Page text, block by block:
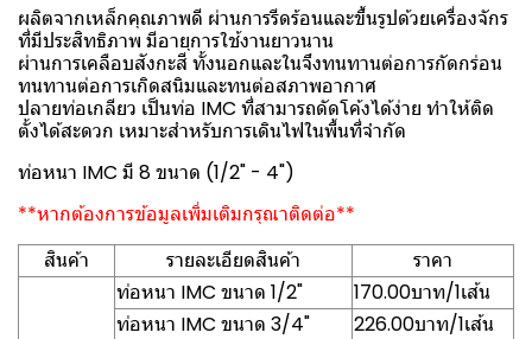
ผลิตจากเหล็กคุณภาพดี ผ่านการรีดร้อนและขึ้นรูปด้วยเครื่องจักร
ที่มีประสิทธิภาพ มีอายุการใช้งานยาวนาน
ผ่านการเคลือบสังกะสี ทั้งนอกและในจึงทนทานต่อการกัดกร่อน
ทนทานต่อการเกิดสนิมและทนต่อสภาพอากาศ
ปลายท่อเกลียว เป็นท่อ IMC ที่สามารถดัดโค้งได้ง่าย ทำให้ติด
ตั้งได้สะดวก เหมาะสำหรับการเดินไฟในพื้นที่จำกัด
ท่อหนา IMC มี 8 ขนาด (1/2" - 4")
**หากต้องการข้อมูลเพิ่มเติมกรุณาติดต่อ**
สินค้า
รายละเอียดสินค้า
ราคา
ท่อหนา IMC ขนาด 1/2"
170.00บาท/1เส้น
ท่อหนา IMC ขนาด 3/4"
226.00บาท/1เส้น